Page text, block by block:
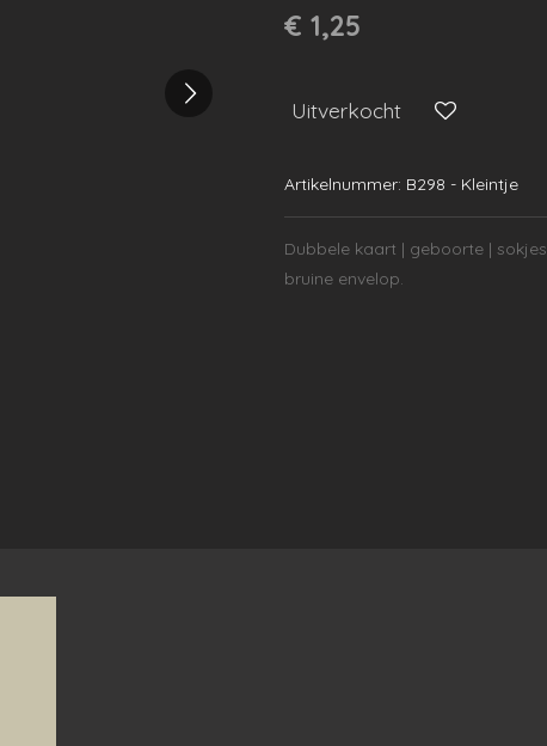
€ 1,25
Uitverkocht
Artikelnummer: B298 - Kleintje
Dubbele kaart | geboorte | sokjes
bruine envelop.